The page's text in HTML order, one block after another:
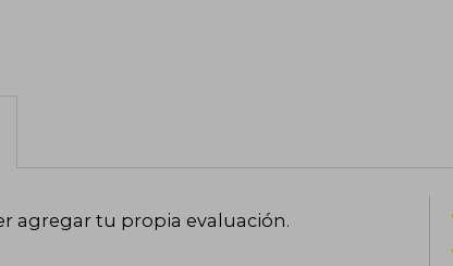
agregar tu propia evaluación.